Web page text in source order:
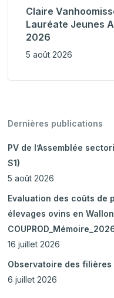
Claire
Lauréate Jeunes
2026
5 août 2026
Dernières publications
PV de l’Assemblée
S1)
5 août 2026
Evaluation des coûts de
élevages ovins en
16 juillet 2026
Observatoire des
6 juillet 2026